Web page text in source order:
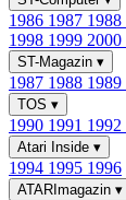
1986 1987 1988
1998 1999 2000
ST-Magazin ▾
1987 1988 1989
TOS ▾
1990 1991 1992
Atari Inside ▾
1994 1995 1996
ATARImagazin ▾